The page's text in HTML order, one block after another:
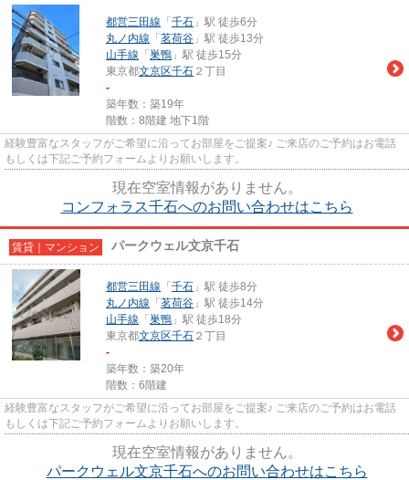
都営三田線 「 千石 」駅 徒歩6分
丸ノ内線 「 茗荷谷 」駅 徒歩13分
山手線 「 巣鴨 」駅 徒歩15分
東京都文京区千石 ２丁目
-
築年数：築19年
階数：8階建 地下1階
経験豊富なスタッフがご希望に沿ってお部屋をご提案♪ ご来店のご予約はお電話
もしくは下記ご予約フォームよりお願いします。
現在空室情報がありません。
コンフォラス千石へのお問い合わせはこちら
賃貸｜マンション パークウェル文京千石
都営三田線 「 千石 」駅 徒歩8分
丸ノ内線 「 茗荷谷 」駅 徒歩14分
山手線 「 巣鴨 」駅 徒歩18分
東京都文京区千石 ２丁目
-
築年数：築20年
階数：6階建
経験豊富なスタッフがご希望に沿ってお部屋をご提案♪ ご来店のご予約はお電話
もしくは下記ご予約フォームよりお願いします。
現在空室情報がありません。
パークウェル文京千石へのお問い合わせはこちら